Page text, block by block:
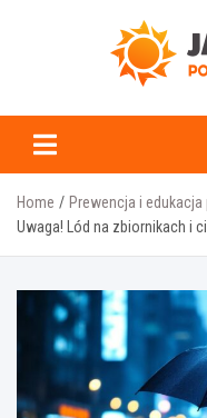
Home
Prewencja i
Uwaga! Lód na zbiornikach i